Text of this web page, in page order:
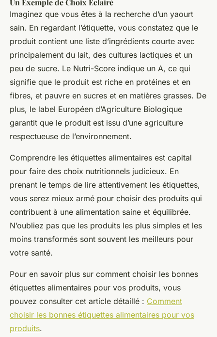
Un Exemple de Choix Éclairé
Imaginez que vous êtes à la recherche d’un yaourt
sain. En regardant l’étiquette, vous constatez que le
produit contient une liste d’ingrédients courte avec
principalement du lait, des cultures lactiques et un
peu de sucre. Le Nutri-Score indique un A, ce qui
signifie que le produit est riche en protéines et en
fibres, et pauvre en sucres et en matières grasses. De
plus, le label Européen d’Agriculture Biologique
garantit que le produit est issu d’une agriculture
respectueuse de l’environnement.
Comprendre les étiquettes alimentaires est capital
pour faire des choix nutritionnels judicieux. En
prenant le temps de lire attentivement les étiquettes,
vous serez mieux armé pour choisir des produits qui
contribuent à une alimentation saine et équilibrée.
N’oubliez pas que les produits les plus simples et les
moins transformés sont souvent les meilleurs pour
votre santé.
Pour en savoir plus sur comment choisir les bonnes
étiquettes alimentaires pour vos produits, vous
pouvez consulter cet article détaillé : Comment
choisir les bonnes étiquettes alimentaires pour vos
produits.